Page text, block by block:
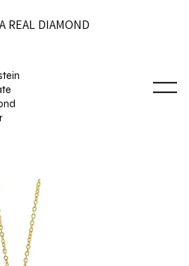
REAL DIAMOND